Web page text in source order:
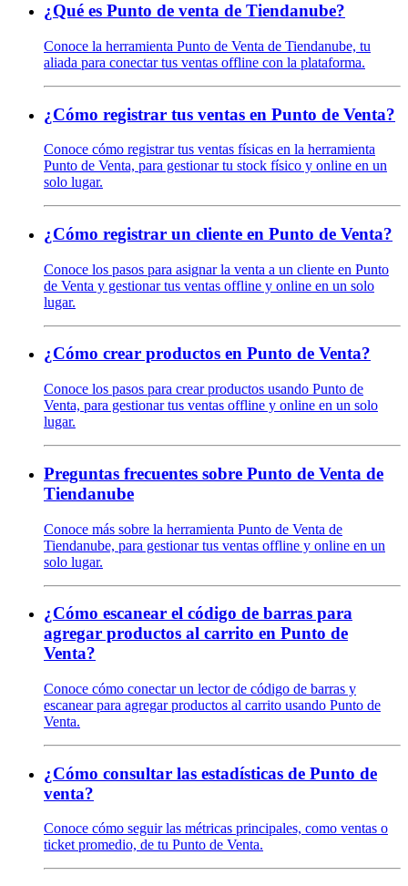
¿Qué es Punto de venta de Tiendanube?
Conoce la herramienta Punto de Venta de Tiendanube, tu
aliada para conectar tus ventas offline con la plataforma.
¿Cómo registrar tus ventas en Punto de Venta?
Conoce cómo registrar tus ventas físicas en la herramienta
Punto de Venta, para gestionar tu stock físico y online en un
solo lugar.
¿Cómo registrar un cliente en Punto de Venta?
Conoce los pasos para asignar la venta a un cliente en Punto
de Venta y gestionar tus ventas offline y online en un solo
lugar.
¿Cómo crear productos en Punto de Venta?
Conoce los pasos para crear productos usando Punto de
Venta, para gestionar tus ventas offline y online en un solo
lugar.
Preguntas frecuentes sobre Punto de Venta de
Tiendanube
Conoce más sobre la herramienta Punto de Venta de
Tiendanube, para gestionar tus ventas offline y online en un
solo lugar.
¿Cómo escanear el código de barras para
agregar productos al carrito en Punto de
Venta?
Conoce cómo conectar un lector de código de barras y
escanear para agregar productos al carrito usando Punto de
Venta.
¿Cómo consultar las estadísticas de Punto de
venta?
Conoce cómo seguir las métricas principales, como ventas o
ticket promedio, de tu Punto de Venta.